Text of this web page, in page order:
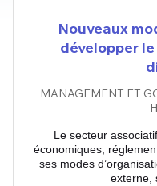
Nouveaux
développer
MANAGEMENT ET
Le secteur
économiques,
ses modes
externe,